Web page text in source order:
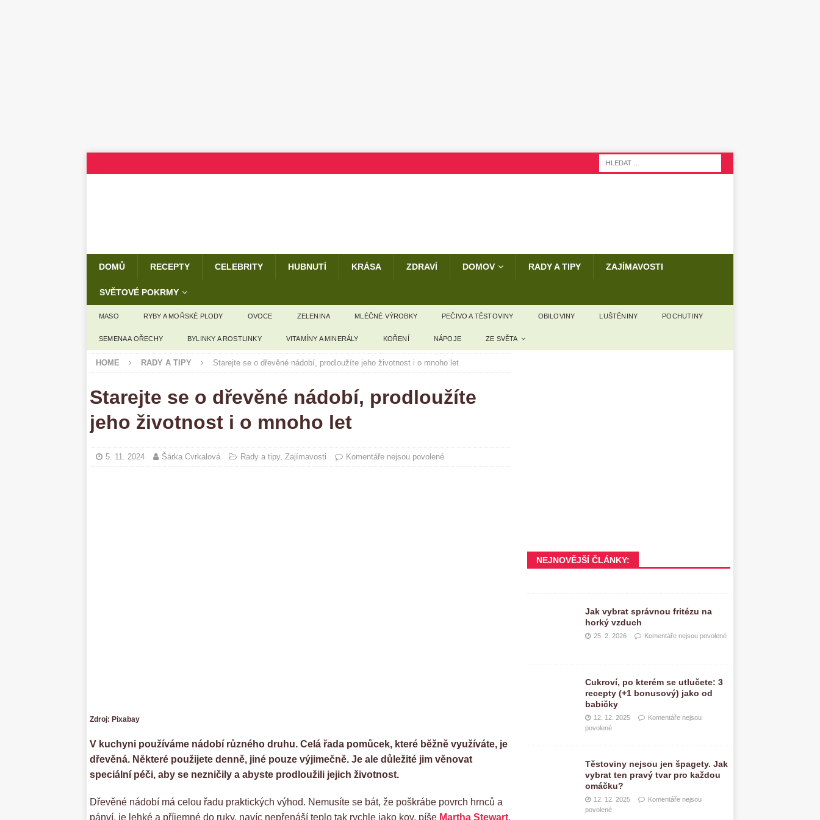
DOMŮ RECEPTY CELEBRITY HUBNUTÍ KRÁSA ZDRAVÍ DOMOV RADY A TIPY ZAJÍMAVOSTI
SVĚTOVÉ POKRMY
MASO RYBY A MOŘSKÉ PLODY OVOCE ZELENINA MLÉČNÉ VÝROBKY PEČIVO A TĚSTOVINY OBILOVINY LUŠTĚNINY POCHUTINY
SEMENA A OŘECHY BYLINKY A ROSTLINKY VITAMÍNY A MINERÁLY KOŘENÍ NÁPOJE ZE SVĚTA
HOME RADY A TIPY Starejte se o dřevěné nádobí, prodloužíte jeho životnost i o mnoho let
Starejte se o dřevěné nádobí, prodloužíte
jeho životnost i o mnoho let
5. 11. 2024 Šárka Cvrkalová Rady a tipy, Zajímavosti Komentáře nejsou povolené
Zdroj: Pixabay
V kuchyni používáme nádobí různého druhu. Celá řada pomůcek, které běžně využíváte, je
dřevěná. Některé použijete denně, jiné pouze výjimečně. Je ale důležité jim věnovat
speciální péči, aby se nezničily a abyste prodloužili jejich životnost.
Dřevěné nádobí má celou řadu praktických výhod. Nemusíte se bát, že poškrábe povrch hrnců a
pánví, je lehké a příjemné do ruky, navíc nepřenáší teplo tak rychle jako kov, píše Martha Stewart.
NEJNOVĚJŠÍ ČLÁNKY:
Jak vybrat správnou fritézu na
horký vzduch
25. 2. 2026 Komentáře nejsou povolené
Cukroví, po kterém se utlučete: 3
recepty (+1 bonusový) jako od
babičky
12. 12. 2025
Komentáře nejsou
povolené
Těstoviny nejsou jen špagety. Jak
vybrat ten pravý tvar pro každou
omáčku?
12. 12. 2025
Komentáře nejsou
povolené